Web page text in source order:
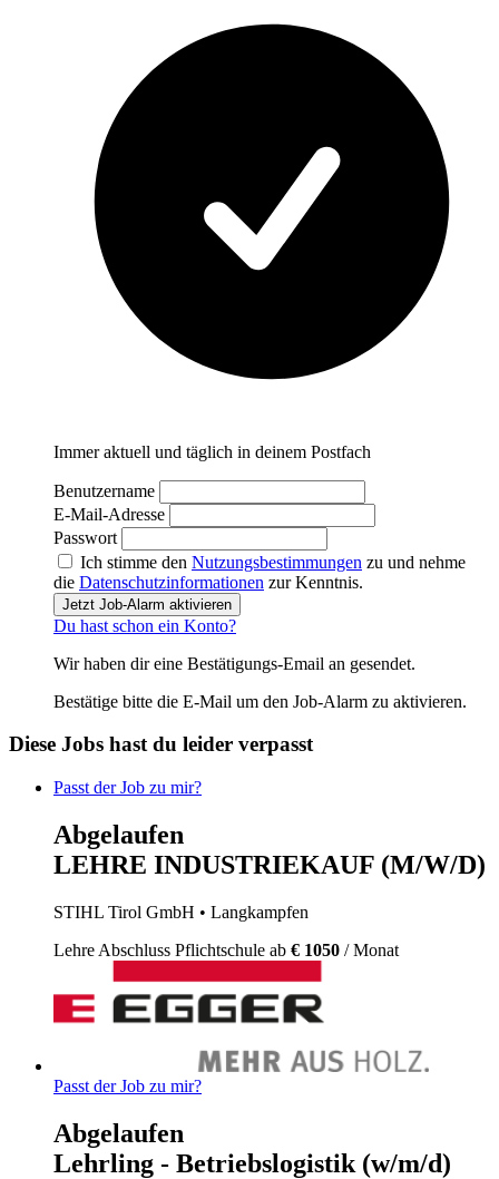
Immer aktuell und täglich in deinem Postfach
Benutzername
E-Mail-Adresse
Passwort
Ich stimme den Nutzungsbestimmungen zu und nehme
die Datenschutzinformationen zur Kenntnis.
Jetzt Job-Alarm aktivieren
Du hast schon ein Konto?
Wir haben dir eine Bestätigungs-Email an gesendet.
Bestätige bitte die E-Mail um den Job-Alarm zu aktivieren.
Diese Jobs hast du leider verpasst
Passt der Job zu mir?
Abgelaufen
LEHRE INDUSTRIEKAUF (M/W/D)
STIHL Tirol GmbH • Langkampfen
Lehre Abschluss Pflichtschule ab € 1050 / Monat
Passt der Job zu mir?
Abgelaufen
Lehrling - Betriebslogistik (w/m/d)